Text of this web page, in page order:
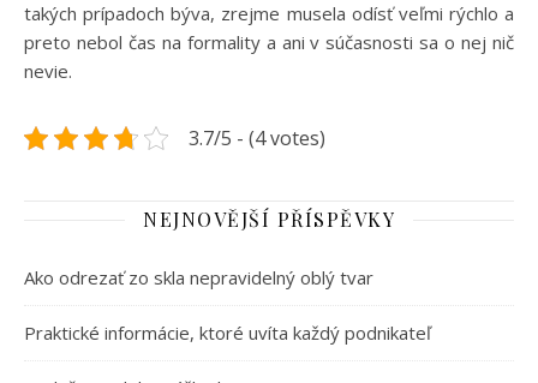
takých prípadoch býva, zrejme musela odísť veľmi rýchlo a
preto nebol čas na formality a ani v súčasnosti sa o nej nič
nevie.
3.7/5 - (4 votes)
NEJNOVĚJŠÍ PŘÍSPĚVKY
Ako odrezať zo skla nepravidelný oblý tvar
Praktické informácie, ktoré uvíta každý podnikateľ